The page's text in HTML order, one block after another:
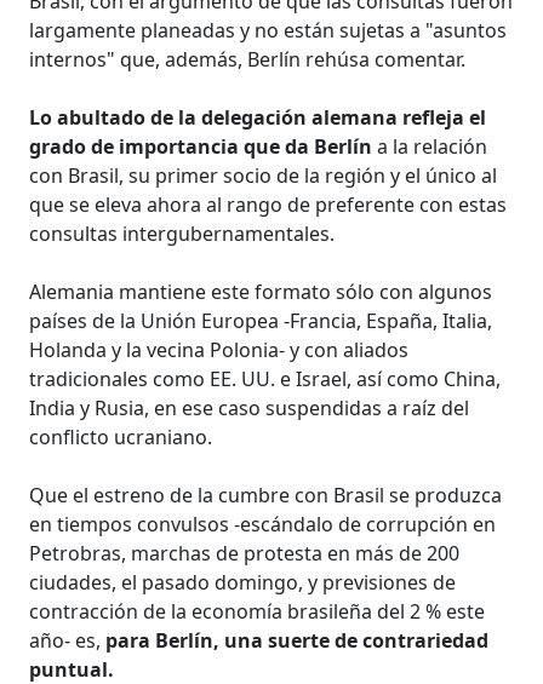
largamente planeadas y no están sujetas a "asuntos
internos" que, además, Berlín rehúsa comentar.
Lo abultado de la delegación alemana refleja el
grado de importancia que da Berlína la relación
con Brasil, su primer socio de la región y el único al
que se eleva ahora al rango de preferente con estas
consultas intergubernamentales.
Alemania mantiene este formato sólo con algunos
países de la Unión Europea -Francia, España, Italia,
Holanda y la vecina Polonia- y con aliados
tradicionales como EE. UU. e Israel, así como China,
India y Rusia, en ese caso suspendidas a raíz del
conflicto ucraniano.
Que el estreno de la cumbre con Brasil se produzca
en tiempos convulsos -escándalo de corrupción en
Petrobras, marchas de protesta en más de 200
ciudades, el pasado domingo, y previsiones de
contracción de la economía brasileña del 2 % este
año- es, para Berlín, una suerte de contrariedad
puntual.